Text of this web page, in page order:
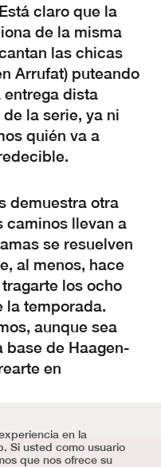
claro que la
de la misma
las chicas
Arrufat) puteando
entrega dista
la serie, ya ni
quién va a
demuestra otra
caminos llevan a
se resuelven
al menos, hace
los ocho
la temporada.
aunque sea
base de Haagen-
en
en la
Si usted como usuario
que nos ofrece su